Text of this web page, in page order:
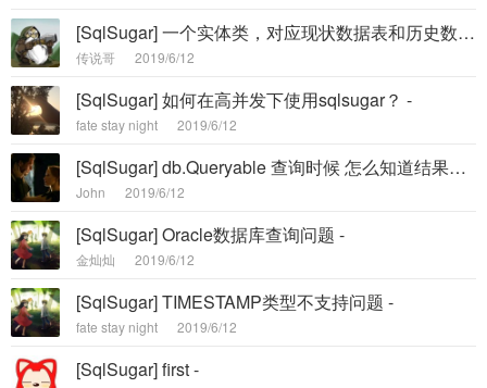
[SqlSugar] 一个实体类，对应现状数据表和历史数据表，从现状插入历史表问题 -
传说哥 2019/6/12
[SqlSugar] 如何在高并发下使用sqlsugar？ -
fate stay night 2019/6/12
[SqlSugar] db.Queryable 查询时候 怎么知道结果啊 感觉不好判断啊 .ToList(); 这样直接报异常如果没数据 -
John 2019/6/12
[SqlSugar] Oracle数据库查询问题 -
金灿灿 2019/6/12
[SqlSugar] TIMESTAMP类型不支持问题 -
fate stay night 2019/6/12
[SqlSugar] first -